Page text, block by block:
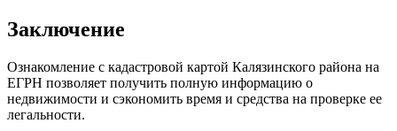
Заключение
Ознакомление с кадастровой картой Калязинского района на
ЕГРН позволяет получить полную информацию о
недвижимости и сэкономить время и средства на проверке ее
легальности.